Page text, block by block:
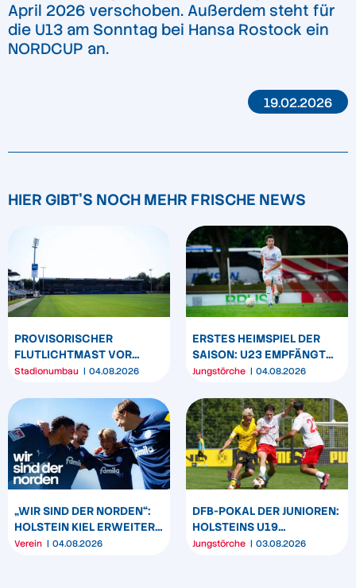
April 2026 verschoben. Außerdem steht für
die U13 am Sonntag bei Hansa Rostock ein
NORDCUP an.
19.02.2026
HIER GIBT'S NOCH MEHR FRISCHE NEWS
PROVISORISCHER
FLUTLICHTMAST VOR
WESTTRIBÜNE WIRD
Stadionumbau 04.08.2026
ERSTES HEIMSPIEL DER
SAISON: U23 EMPFÄNGT
HEIDER SV
Jungstörche 04.08.2026
„WIR SIND DER NORDEN“:
HOLSTEIN KIEL ERWEITERT
SEIN MARKENBILD
Verein 04.08.2026
DFB-POKAL DER JUNIOREN:
HOLSTEINS U19
TRIUMPHIERT IN
Jungstörche 03.08.2026